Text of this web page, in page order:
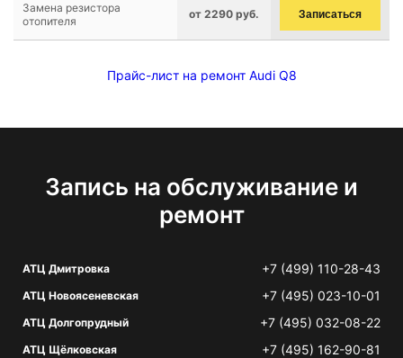
Замена резистора
отопителя
от 2290 руб. Записаться
Прайс-лист на ремонт Audi Q8
Запись на обслуживание и
ремонт
АТЦ Дмитровка +7 (499) 110-28-43
АТЦ Новоясеневская +7 (495) 023-10-01
АТЦ Долгопрудный +7 (495) 032-08-22
АТЦ Щёлковская +7 (495) 162-90-81